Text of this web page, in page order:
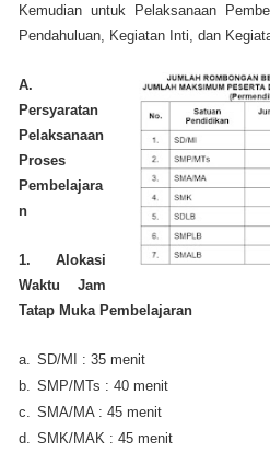
Kemudian untuk Pelaksanaan
Pendahuluan, Kegiatan Inti, dan
A.
Persyaratan
Pelaksanaan
Proses
Pembelajara
n
1. Alokasi
Waktu Jam
Tatap Muka Pembelajaran
a.
SD/MI : 35 menit
b.
SMP/MTs : 40 menit
c.
SMA/MA : 45 menit
d.
SMK/MAK : 45 menit